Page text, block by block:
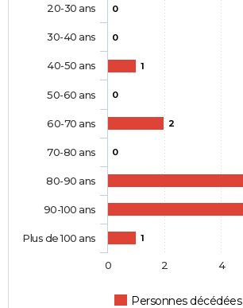
0
0
1
0
2
0
1
Personnes décédées
20-30 ans
30-40 ans
40-50 ans
50-60 ans
60-70 ans
70-80 ans
80-90 ans
90-100 ans
Plus de 100 ans
0 2 4